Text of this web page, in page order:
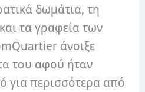
δωμάτια, τη
τα γραφεία των
άνοιξε
του αφού ήταν
για περισσότερα από